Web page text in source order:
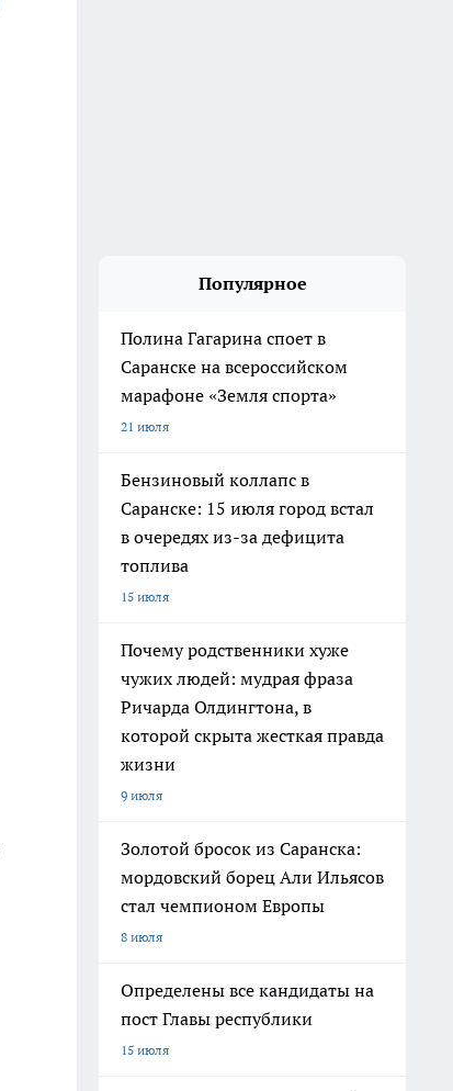
Популярное
Полина Гагарина споет в
Саранске на всероссийском
марафоне «Земля спорта»
21 июля
Бензиновый коллапс в
Саранске: 15 июля город встал
в очередях из-за дефицита
топлива
15 июля
Почему родственники хуже
чужих людей: мудрая фраза
Ричарда Олдингтона, в
которой скрыта жесткая правда
жизни
9 июля
Золотой бросок из Саранска:
мордовский борец Али Ильясов
стал чемпионом Европы
8 июля
Определены все кандидаты на
пост Главы республики
15 июля